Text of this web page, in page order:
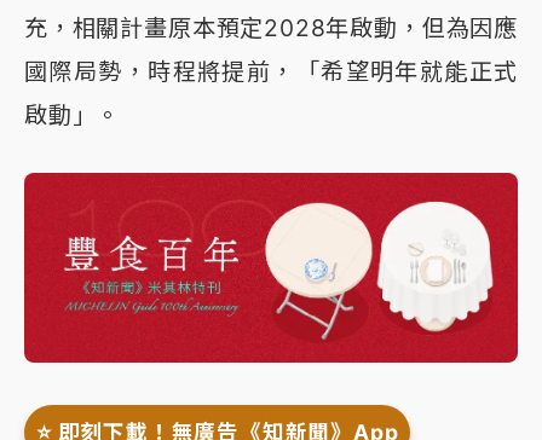
充，相關計畫原本預定2028年啟動，但為因應
國際局勢，時程將提前，「希望明年就能正式
啟動」。
⭐️ 即刻下載！無廣告《知新聞》App